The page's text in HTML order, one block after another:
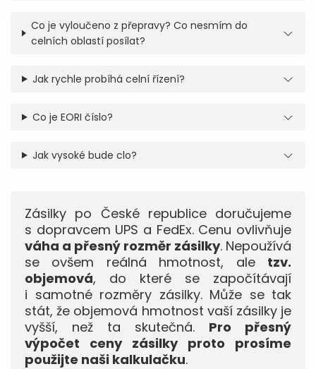
Co je vyloučeno z přepravy? Co nesmím do
celních oblastí posílat?
Jak rychle probíhá celní řízení?
Co je EORI číslo?
Jak vysoké bude clo?
Zásilky po České republice doručujeme
s dopravcem UPS a FedEx. Cenu ovlivňuje
váha a přesný rozměr zásilky. Nepoužívá
se ovšem reálná hmotnost, ale tzv.
objemová, do které se započítávají
i samotné rozměry zásilky. Může se tak
stát, že objemová hmotnost vaší zásilky je
vyšší, než ta skutečná. Pro přesný
výpočet ceny zásilky proto prosíme
použijte naši kalkulačku.